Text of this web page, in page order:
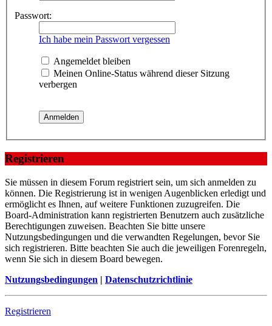
Passwort:
Ich habe mein Passwort vergessen
Angemeldet bleiben
Meinen Online-Status während dieser Sitzung
verbergen
Registrieren
Sie müssen in diesem Forum registriert sein, um sich anmelden zu
können. Die Registrierung ist in wenigen Augenblicken erledigt und
ermöglicht es Ihnen, auf weitere Funktionen zuzugreifen. Die
Board-Administration kann registrierten Benutzern auch zusätzliche
Berechtigungen zuweisen. Beachten Sie bitte unsere
Nutzungsbedingungen und die verwandten Regelungen, bevor Sie
sich registrieren. Bitte beachten Sie auch die jeweiligen Forenregeln,
wenn Sie sich in diesem Board bewegen.
Nutzungsbedingungen | Datenschutzrichtlinie
Registrieren